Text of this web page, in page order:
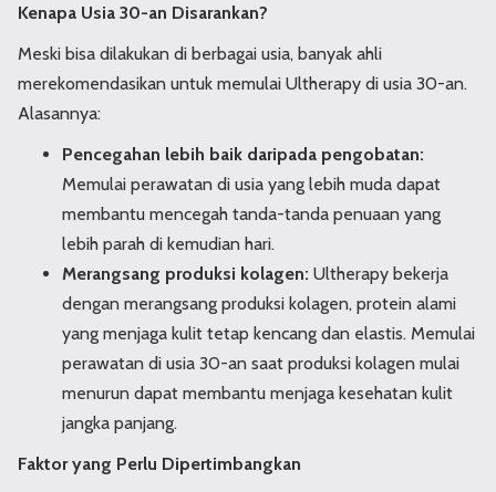
Kenapa Usia 30-an Disarankan?
Meski bisa dilakukan di berbagai usia, banyak ahli
merekomendasikan untuk memulai Ultherapy di usia 30-an.
Alasannya:
Pencegahan lebih baik daripada pengobatan:
Memulai perawatan di usia yang lebih muda dapat
membantu mencegah tanda-tanda penuaan yang
lebih parah di kemudian hari.
Merangsang produksi kolagen: Ultherapy bekerja
dengan merangsang produksi kolagen, protein alami
yang menjaga kulit tetap kencang dan elastis. Memulai
perawatan di usia 30-an saat produksi kolagen mulai
menurun dapat membantu menjaga kesehatan kulit
jangka panjang.
Faktor yang Perlu Dipertimbangkan